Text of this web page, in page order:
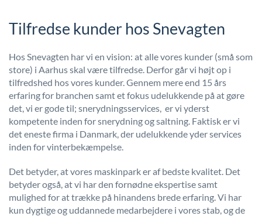
Tilfredse kunder hos Snevagten
Hos Snevagten har vi en vision: at alle vores kunder (små som
store) i Aarhus skal være tilfredse. Derfor går vi højt op i
tilfredshed hos vores kunder. Gennem mere end 15 års
erfaring for branchen samt et fokus udelukkende på at gøre
det, vi er gode til; snerydningsservices, er vi yderst
kompetente inden for snerydning og saltning. Faktisk er vi
det eneste firma i Danmark, der udelukkende yder services
inden for vinterbekæmpelse.
Det betyder, at vores maskinpark er af bedste kvalitet. Det
betyder også, at vi har den fornødne ekspertise samt
mulighed for at trække på hinandens brede erfaring. Vi har
kun dygtige og uddannede medarbejdere i vores stab, og de